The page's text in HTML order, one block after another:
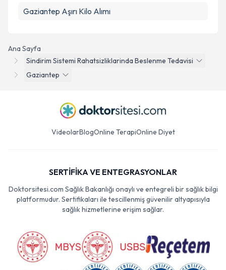
Ana Sayfa
Sindirim Sistemi Rahatsizliklarinda Beslenme Tedavisi
Gaziantep
Gaziantep Aşırı Kilo Alımı
VideolarBlogOnline TerapiOnline Diyet
SERTİFİKA VE ENTEGRASYONLAR
Doktorsitesi.com Sağlık Bakanlığı onaylı ve entegreli bir sağlık bilgi
platformudur. Sertifikaları ile tescillenmiş güvenilir altyapısıyla
sağlık hizmetlerine erişim sağlar.